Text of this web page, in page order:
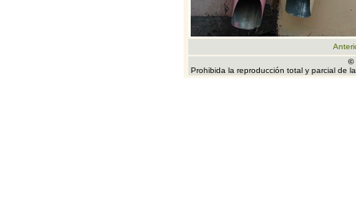
©
Prohibida la reproducción total y parcial de